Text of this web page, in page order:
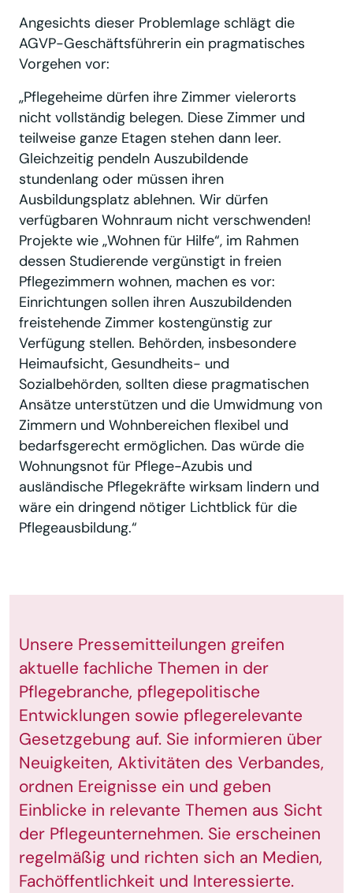
Angesichts dieser Problemlage schlägt die
AGVP-Geschäftsführerin ein pragmatisches
Vorgehen vor:
„Pflegeheime dürfen ihre Zimmer vielerorts
nicht vollständig belegen. Diese Zimmer und
teilweise ganze Etagen stehen dann leer.
Gleichzeitig pendeln Auszubildende
stundenlang oder müssen ihren
Ausbildungsplatz ablehnen. Wir dürfen
verfügbaren Wohnraum nicht verschwenden!
Projekte wie „Wohnen für Hilfe“, im Rahmen
dessen Studierende vergünstigt in freien
Pflegezimmern wohnen, machen es vor:
Einrichtungen sollen ihren Auszubildenden
freistehende Zimmer kostengünstig zur
Verfügung stellen. Behörden, insbesondere
Heimaufsicht, Gesundheits- und
Sozialbehörden, sollten diese pragmatischen
Ansätze unterstützen und die Umwidmung von
Zimmern und Wohnbereichen flexibel und
bedarfsgerecht ermöglichen. Das würde die
Wohnungsnot für Pflege-Azubis und
ausländische Pflegekräfte wirksam lindern und
wäre ein dringend nötiger Lichtblick für die
Pflegeausbildung.“
Unsere Pressemitteilungen greifen
aktuelle fachliche Themen in der
Pflegebranche, pflegepolitische
Entwicklungen sowie pflegerelevante
Gesetzgebung auf. Sie informieren über
Neuigkeiten, Aktivitäten des Verbandes,
ordnen Ereignisse ein und geben
Einblicke in relevante Themen aus Sicht
der Pflegeunternehmen. Sie erscheinen
regelmäßig und richten sich an Medien,
Fachöffentlichkeit und Interessierte.